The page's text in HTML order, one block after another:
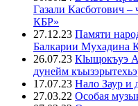
Газали Касботович –
КБР»
27.12.23 Памяти
Балкарии Мухадина
26.07.23 Кlыщокъуэ
дунейм
17.07.23 Нало Заур и
27.03.22 Особая